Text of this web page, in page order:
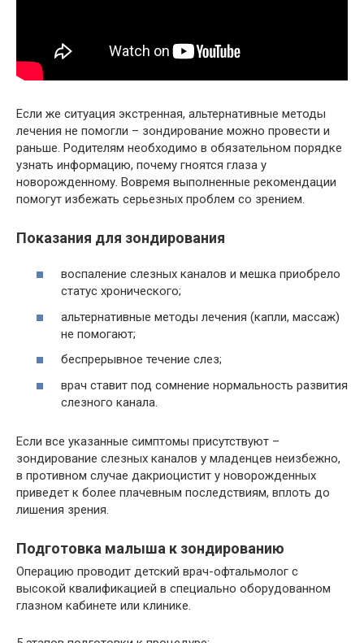
Если же ситуация экстренная, альтернативные методы
лечения не помогли – зондирование можно провести и
раньше. Родителям необходимо в обязательном порядке
узнать информацию, почему гноятся глаза у
новорожденному. Вовремя выполненные рекомендации
помогут избежать серьезных проблем со зрением.
Показания для зондирования
воспаление слезных каналов и мешка приобрело
статус хронического;
альтернативные методы лечения (капли, массаж)
не помогают;
беспрерывное течение слез;
врач ставит под сомнение нормальность развития
слезного канала.
Если все указанные симптомы присутствуют –
зондирование слезных каналов у младенцев неизбежно,
в противном случае дакриоцистит у новорожденных
приведет к более плачевным последствиям, вплоть до
лишения зрения.
Подготовка малыша к зондированию
Операцию проводит детский врач-офтальмолог с
высокой квалификацией в специально оборудованном
глазном кабинете или клинике.